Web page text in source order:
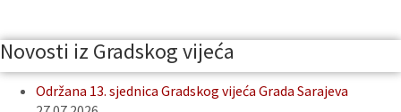
Novosti iz Gradskog vijeća
Održana 13. sjednica Gradskog vijeća Grada Sarajeva